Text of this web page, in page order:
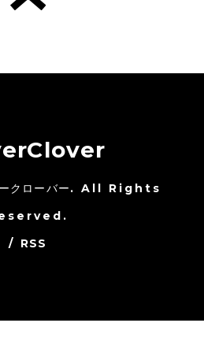
クローバー. All Rights
/ RSS